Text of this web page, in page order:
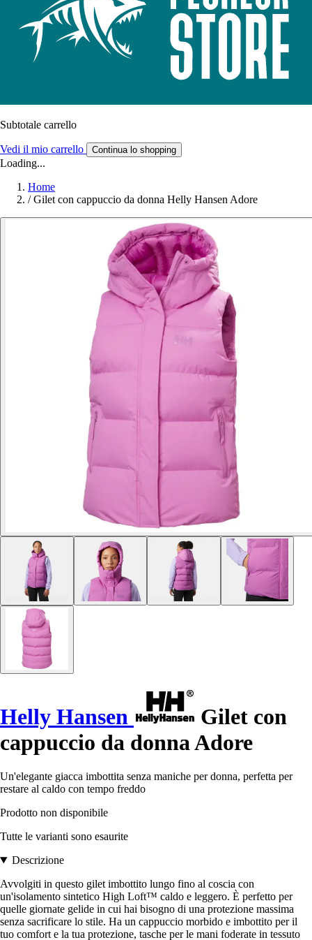
Subtotale carrello
Vedi il mio carrello Continua lo shopping
Loading...
Home
/ Gilet con cappuccio da donna Helly Hansen Adore
Helly Hansen
Gilet con
cappuccio da donna Adore
Un'elegante giacca imbottita senza maniche per donna, perfetta per
restare al caldo con tempo freddo
Prodotto non disponibile
Tutte le varianti sono esaurite
Descrizione
Avvolgiti in questo gilet imbottito lungo fino al coscia con
un'isolamento sintetico High Loft™ caldo e leggero. È perfetto per
quelle giornate gelide in cui hai bisogno di una protezione massima
senza sacrificare lo stile. Ha un cappuccio morbido e imbottito per il
tuo comfort e la tua protezione, tasche per le mani foderate in tessuto